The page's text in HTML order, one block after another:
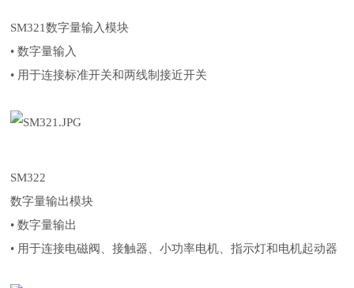
SM321数字量输入模块
• 数字量输入
• 用于连接标准开关和两线制接近开关
SM322
数字量输出模块
• 数字量输出
• 用于连接电磁阀、接触器、小功率电机、指示灯和电机起动器